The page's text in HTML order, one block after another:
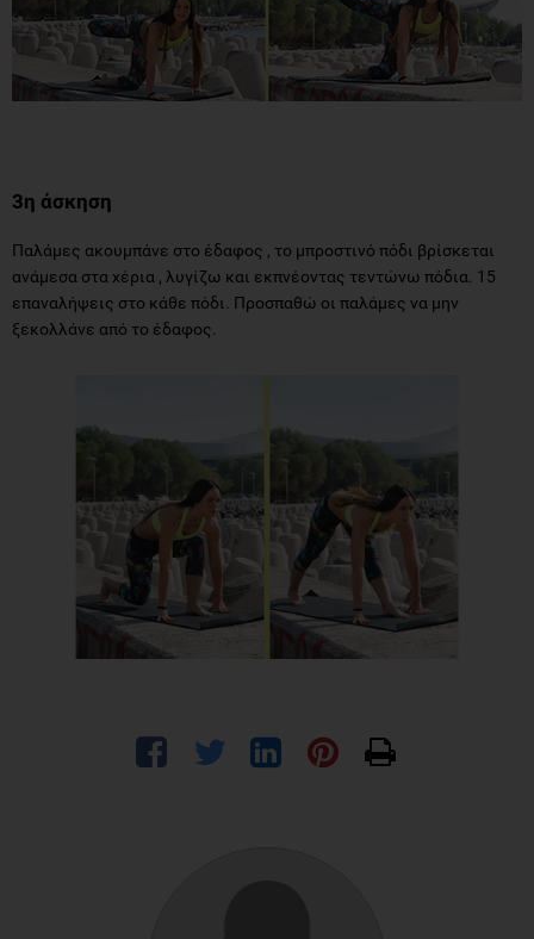
3η άσκηση
Παλάμες ακουμπάνε στο έδαφος , το μπροστινό πόδι βρίσκεται
ανάμεσα στα χέρια , λυγίζω και εκπνέοντας τεντώνω πόδια. 15
επαναλήψεις στο κάθε πόδι. Προσπαθώ οι παλάμες να μην
ξεκολλάνε από το έδαφος.